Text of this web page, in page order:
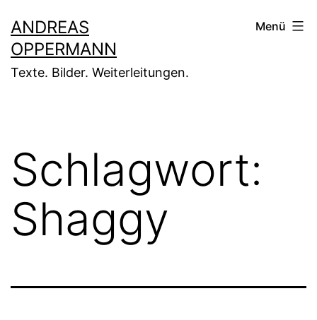
Inhalt
springen
ANDREAS
OPPERMANN
Texte. Bilder. Weiterleitungen.
Menü
Schlagwort:
Shaggy